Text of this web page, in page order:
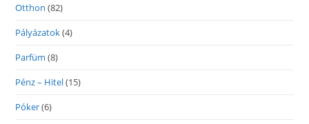
Otthon (82)
Pályázatok(4)
Parfüm (8)
Pénz – Hitel(15)
Póker(6)